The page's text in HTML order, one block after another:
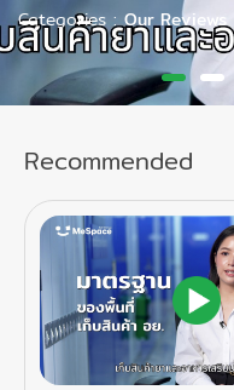
Categories :Our Reviews
Recommended